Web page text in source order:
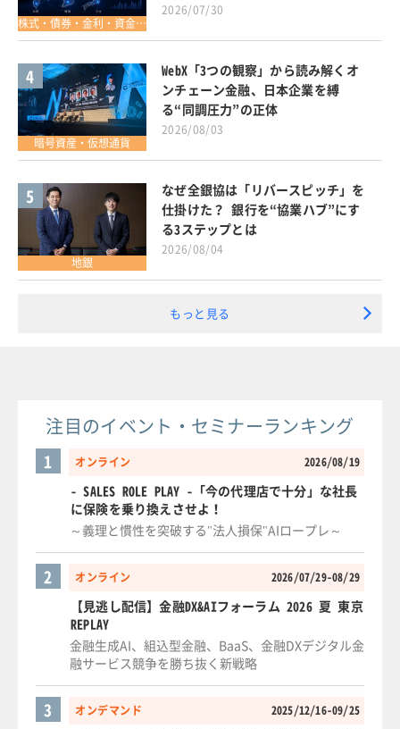
株式・債券・金利・資金調達
2026/07/30
4
暗号資産・仮想通貨
WebX「3つの観察」から読み解くオ
ンチェーン金融、日本企業を縛
る“同調圧力”の正体
2026/08/03
5
地銀
なぜ全銀協は「リバースピッチ」を
仕掛けた？ 銀行を“協業ハブ”にす
る3ステップとは
2026/08/04
もっと見る
注目のイベント・セミナーランキング
オンライン 2026/08/19
1
- SALES ROLE PLAY -「今の代理店で十分」な社長
に保険を乗り換えさせよ！
～義理と慣性を突破する"法人損保"AIロープレ～
オンライン 2026/07/29-08/29
2
【見逃し配信】金融DX&AIフォーラム 2026 夏 東京
REPLAY
金融生成AI、組込型金融、BaaS、金融DXデジタル金
融サービス競争を勝ち抜く新戦略
オンデマンド 2025/12/16-09/25
3